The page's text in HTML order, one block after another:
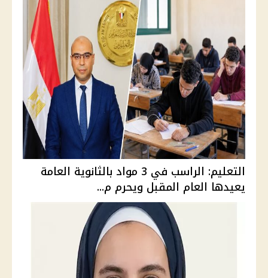
التعليم: الراسب في 3 مواد بالثانوية العامة
يعيدها العام المقبل ويحرم م...